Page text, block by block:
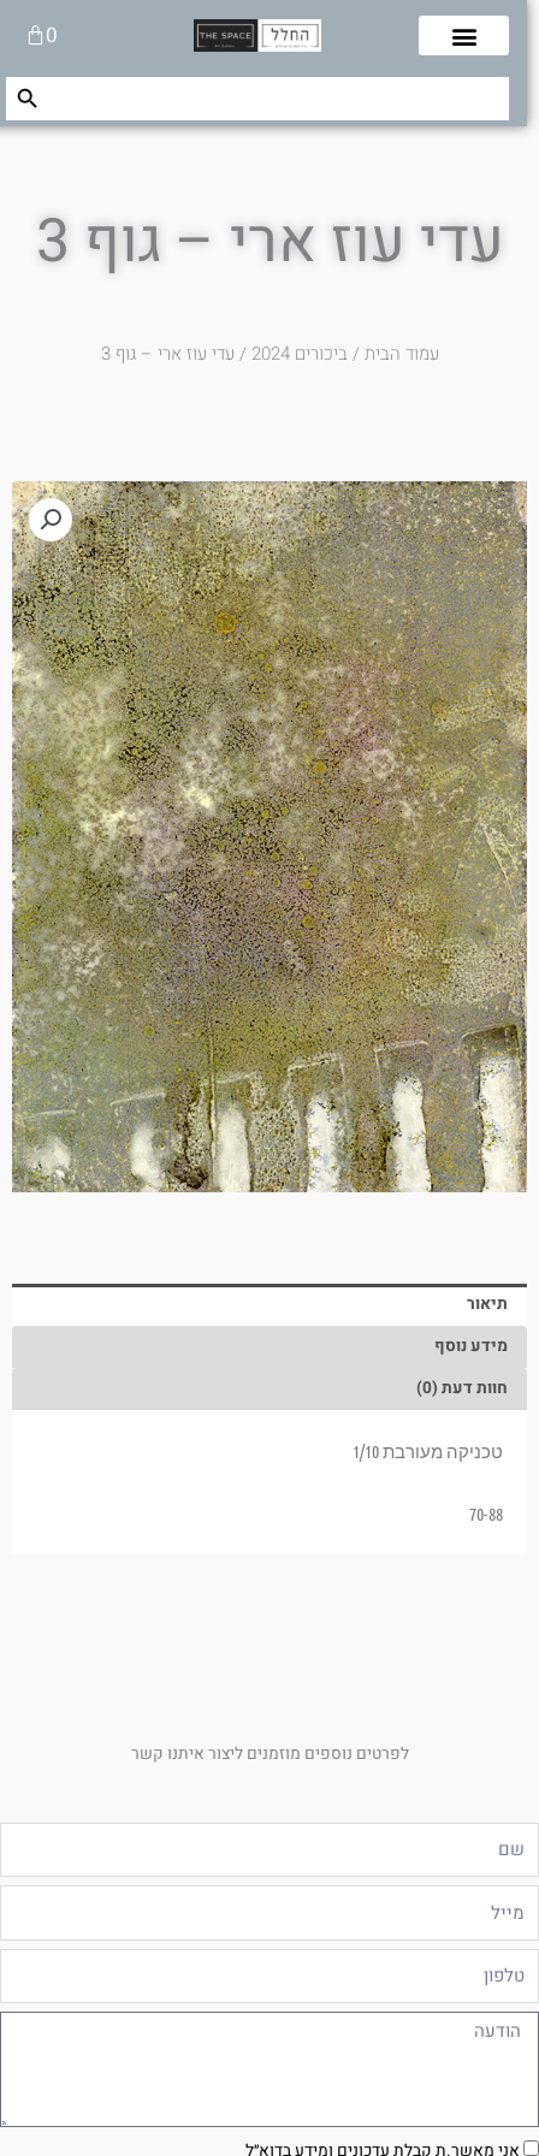
0עגלת
קניות
Search
Search Button
עדי עוז ארי – גוף 3
עמוד הבית/ביכורים 2024 / עדי עוז ארי – גוף 3
תיאור
מידע נוסף
חוות דעת (0)
טכניקה מעורבת 1/10
70-88
לפרטים נוספים מוזמנים ליצור איתנו קשר